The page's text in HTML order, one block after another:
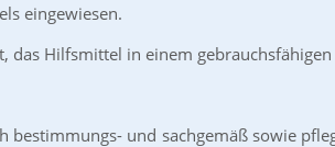
eingewiesen.
Hilfsmittel in einem
und sachgemäß sowie